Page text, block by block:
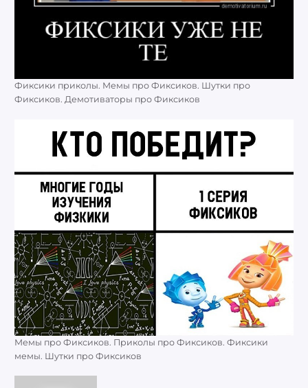
Фиксики приколы. Мемы про Фиксиков. Шутки про
Фиксиков. Демотиваторы про Фиксиков
Мемы про Фиксиков. Приколы про Фиксиков. Фиксики
мемы. Шутки про Фиксиков